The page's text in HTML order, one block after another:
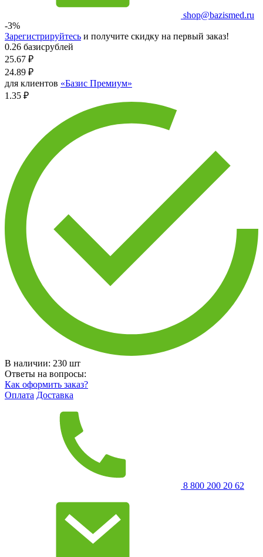
shop@bazismed.ru
-3%
Зарегистрируйтесь и получите скидку на первый заказ!
0.26 базисрублей
25.67 ₽
24.89 ₽
для клиентов «Базис Премиум»
1.35 ₽
В наличии: 230 шт
Ответы на вопросы:
Как оформить заказ?
Оплата Доставка
8 800 200 20 62